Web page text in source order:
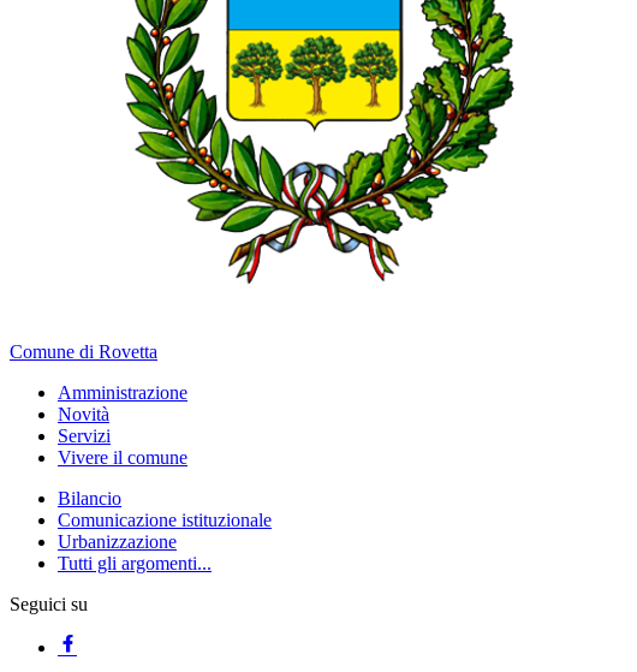
Comune di Rovetta
Amministrazione
Novità
Servizi
Vivere il comune
Bilancio
Comunicazione istituzionale
Urbanizzazione
Tutti gli argomenti...
Seguici su